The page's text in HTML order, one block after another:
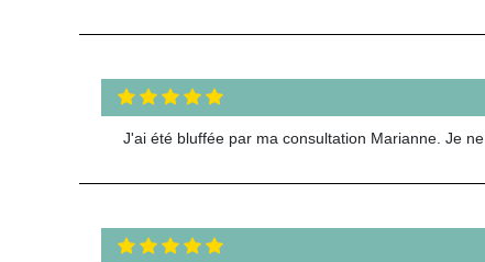
J'ai été bluffée par ma consultation Marianne. Je